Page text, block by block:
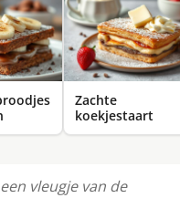
Zachte
koekjestaart
vleugje van de